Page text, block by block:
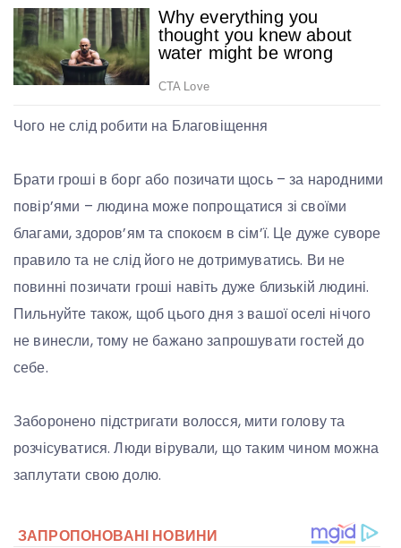
Чого не слід робити на Благовіщення
Брати гроші в борг або позичати щось – за народними
повір’ями – людина може попрощатися зі своїми
благами, здоров’ям та спокоєм в сім’ї. Це дуже суворе
правило та не слід його не дотримуватись. Ви не
повинні позичати гроші навіть дуже близькій людині.
Пильнуйте також, щоб цього дня з вашої оселі нічого
не винесли, тому не бажано запрошувати гостей до
себе.
Заборонено підстригати волосся, мити голову та
розчісуватися. Люди вірували, що таким чином можна
заплутати свою долю.